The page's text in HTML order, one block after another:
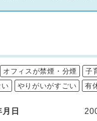
オフィスが禁煙・分煙 子
やりがいがすごい 有
日